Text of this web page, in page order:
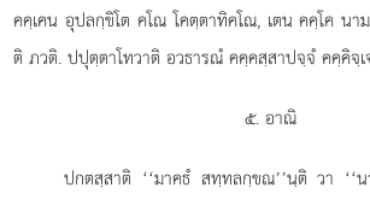
คคฺเคน อุปลกฺขิโต คโณ โคตฺตาทิคโณ, เตน คคฺโค น
ติ ภวติ. ปปุตฺตาโทวาติ อวธารณํ คคฺคสฺสาปจฺจํ คคฺคิจฺ
๕. อาณิ
ปกตสฺสาติ ‘‘มาคธํ สทฺทลกฺขณ’’นฺติ วา ‘‘